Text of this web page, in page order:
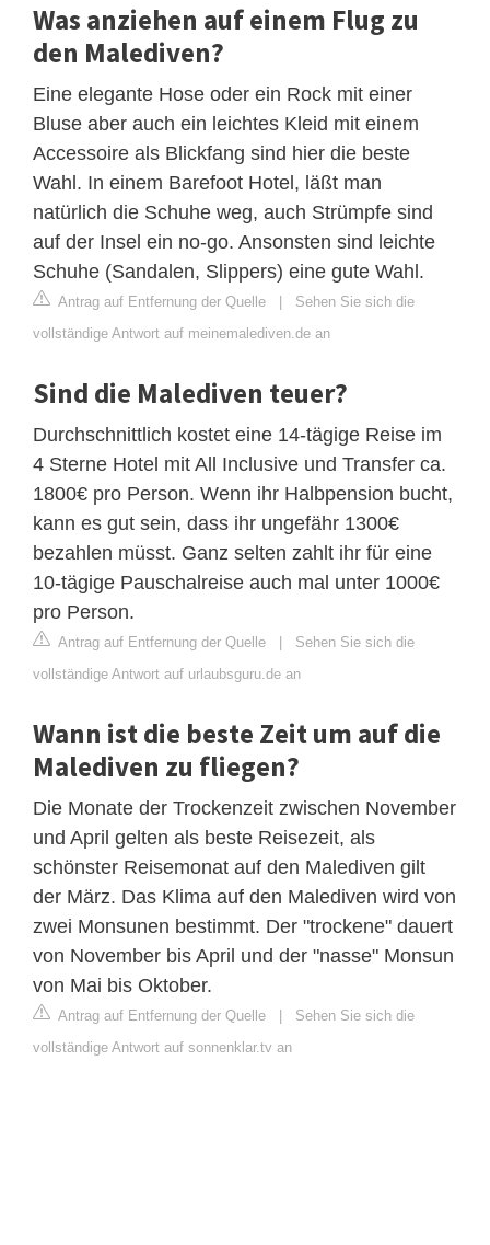
Was anziehen auf einem Flug zu
den Malediven?
Eine elegante Hose oder ein Rock mit einer
Bluse aber auch ein leichtes Kleid mit einem
Accessoire als Blickfang sind hier die beste
Wahl. In einem Barefoot Hotel, läßt man
natürlich die Schuhe weg, auch Strümpfe sind
auf der Insel ein no-go. Ansonsten sind leichte
Schuhe (Sandalen, Slippers) eine gute Wahl.
Antrag auf Entfernung der Quelle | Sehen Sie sich die
vollständige Antwort auf meinemalediven.de an
Sind die Malediven teuer?
Durchschnittlich kostet eine 14-tägige Reise im
4 Sterne Hotel mit All Inclusive und Transfer ca.
1800€ pro Person. Wenn ihr Halbpension bucht,
kann es gut sein, dass ihr ungefähr 1300€
bezahlen müsst. Ganz selten zahlt ihr für eine
10-tägige Pauschalreise auch mal unter 1000€
pro Person.
Antrag auf Entfernung der Quelle | Sehen Sie sich die
vollständige Antwort auf urlaubsguru.de an
Wann ist die beste Zeit um auf die
Malediven zu fliegen?
Die Monate der Trockenzeit zwischen November
und April gelten als beste Reisezeit, als
schönster Reisemonat auf den Malediven gilt
der März. Das Klima auf den Malediven wird von
zwei Monsunen bestimmt. Der "trockene" dauert
von November bis April und der "nasse" Monsun
von Mai bis Oktober.
Antrag auf Entfernung der Quelle | Sehen Sie sich die
vollständige Antwort auf sonnenklar.tv an